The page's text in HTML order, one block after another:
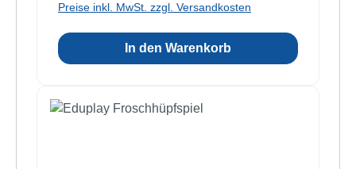
Preise inkl. MwSt. zzgl. Versandkosten
In den Warenkorb